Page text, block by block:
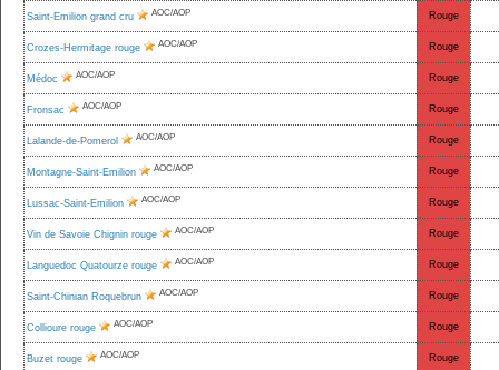
Saint-Emilion grand cru AOC/AOP Rouge
Crozes-Hermitage rouge AOC/AOP Rouge
Médoc AOC/AOP Rouge
Fronsac AOC/AOP Rouge
Lalande-de-Pomerol AOC/AOP Rouge
Montagne-Saint-Emilion AOC/AOP Rouge
Lussac-Saint-Emilion AOC/AOP Rouge
Vin de Savoie Chignin rouge AOC/AOP Rouge
Languedoc Quatourze rouge AOC/AOP Rouge
Saint-Chinian Roquebrun AOC/AOP Rouge
Collioure rouge AOC/AOP Rouge
Buzet rouge AOC/AOP Rouge